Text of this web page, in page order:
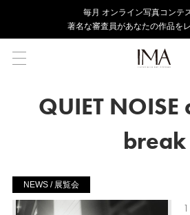
毎⽉ オンライン写真コンテ
著名な審査員があなたの作品を
QUIET
break
NEWS / 展覧会